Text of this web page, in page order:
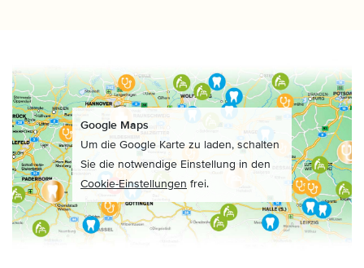
Google Maps
Um die Google Karte zu laden, schalten
Sie die notwendige Einstellung in den
Cookie-Einstellungen frei.